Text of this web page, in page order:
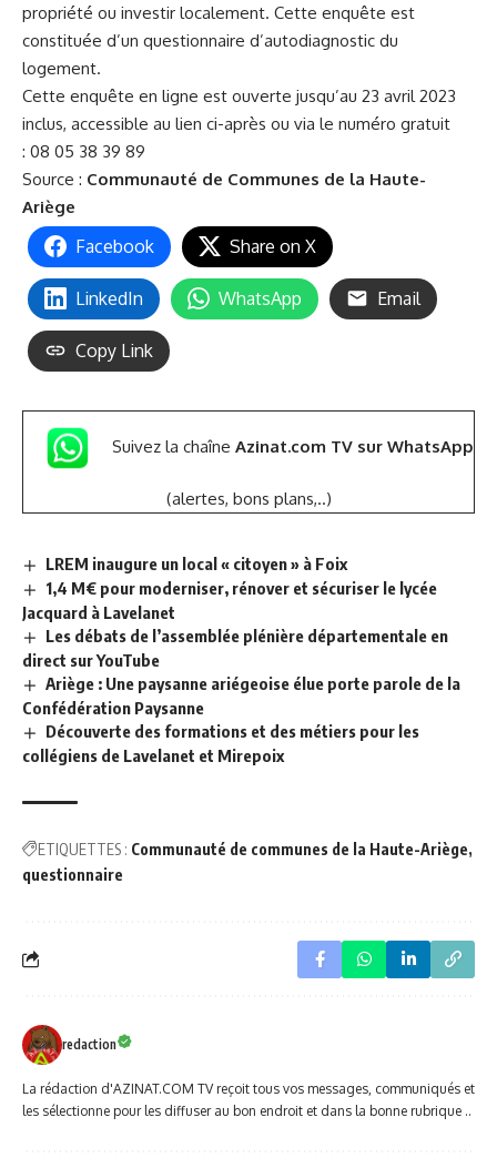
propriété ou investir localement. Cette enquête est
constituée d’un questionnaire d’autodiagnostic du
logement.
Cette enquête en ligne est ouverte jusqu’au 23 avril 2023
inclus, accessible au lien ci-après ou via le numéro gratuit
: 08 05 38 39 89
Source : Communauté de Communes de la Haute-
Ariège
Facebook Share on X
LinkedIn WhatsApp Email
Copy Link
Suivez la chaîne Azinat.com TV sur WhatsApp
(alertes, bons plans,..)
LREM inaugure un local « citoyen » à Foix
1,4 M€ pour moderniser, rénover et sécuriser le lycée
Jacquard à Lavelanet
Les débats de l’assemblée plénière départementale en
direct sur YouTube
Ariège : Une paysanne ariégeoise élue porte parole de la
Confédération Paysanne
Découverte des formations et des métiers pour les
collégiens de Lavelanet et Mirepoix
ETIQUETTES : Communauté de communes de la Haute-Ariège
questionnaire
redaction
La rédaction d'AZINAT.COM TV reçoit tous vos messages, communiqués et
les sélectionne pour les diffuser au bon endroit et dans la bonne rubrique ..